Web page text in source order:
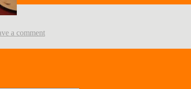
a comment